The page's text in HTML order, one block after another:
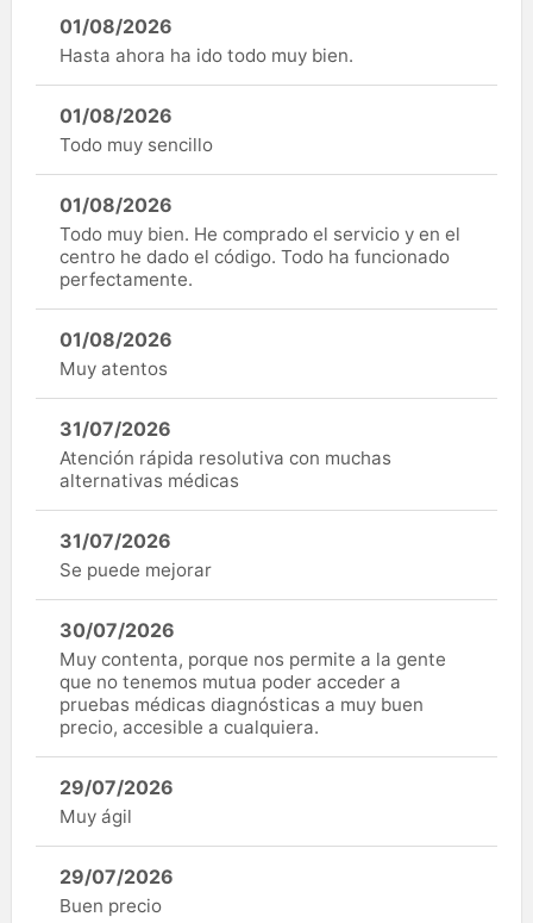
01/08/2026
Hasta ahora ha ido todo muy bien.
01/08/2026
Todo muy sencillo
01/08/2026
Todo muy bien. He comprado el servicio y en el
centro he dado el código. Todo ha funcionado
perfectamente.
01/08/2026
Muy atentos
31/07/2026
Atención rápida resolutiva con muchas
alternativas médicas
31/07/2026
Se puede mejorar
30/07/2026
Muy contenta, porque nos permite a la gente
que no tenemos mutua poder acceder a
pruebas médicas diagnósticas a muy buen
precio, accesible a cualquiera.
29/07/2026
Muy ágil
29/07/2026
Buen precio